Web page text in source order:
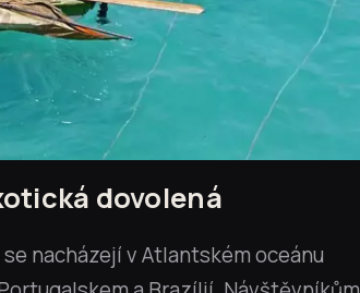
dovolená
nacházejí v Atlantském oceánu